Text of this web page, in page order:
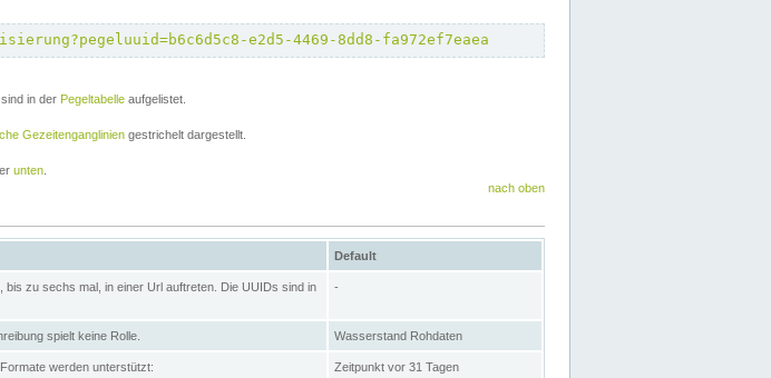
e2d5-4469-8dd8-fa972ef7eaea
in der Pegeltabelle aufgelistet.
Gezeitenganglinien gestrichelt dargestellt.
unten
nach oben
Default
zu sechs mal, in einer Url auftreten. Die UUIDs sind in
-
spielt keine Rolle. Wasserstand Rohdaten
werden unterstützt: Zeitpunkt vor 31 Tagen